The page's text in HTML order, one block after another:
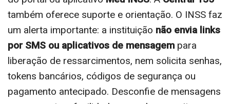
também oferece suporte e orientação. O INSS faz
um alerta importante: a instituição não envia links
por SMS ou aplicativos de mensagem para
liberação de ressarcimentos, nem solicita senhas,
tokens bancários, códigos de segurança ou
pagamento antecipado. Desconfie de mensagens